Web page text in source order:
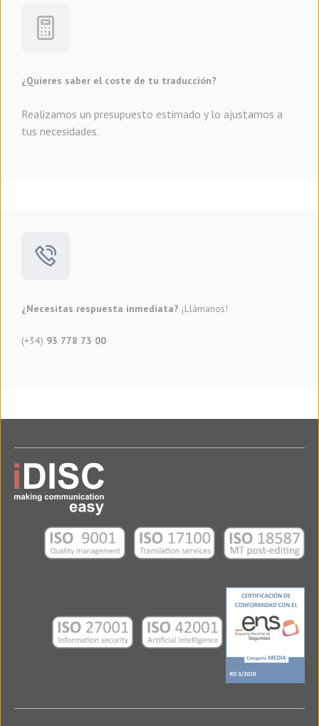
¿Quieres saber el coste de tu traducción?
Realizamos un presupuesto estimado y lo ajustamos a
tus necesidades.
¿Necesitas respuesta inmediata? ¡Llámanos!
(+34) 93 778 73 00